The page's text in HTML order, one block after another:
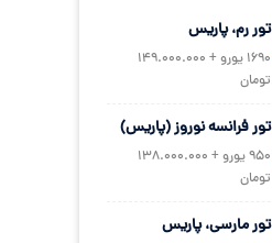
تور رم، پاریس
1690 یورو + 149.000.000
تومان
تور فرانسه نوروز (پاریس)
950 یورو + 138.000.000
تومان
تور مارسی، پاریس